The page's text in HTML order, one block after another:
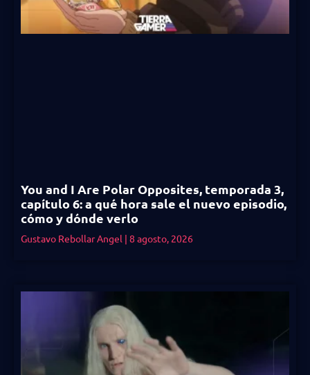
You and I Are Polar Opposites, temporada 3,
capítulo 6: a qué hora sale el nuevo episodio,
cómo y dónde verlo
Gustavo Rebollar Angel 8 agosto, 2026